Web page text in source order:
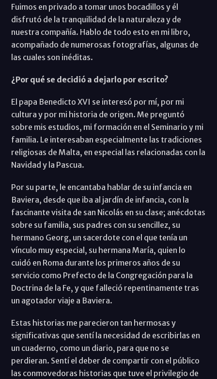
Fuimos en privado a tomar unos bocadillos y él
disfrutó de la tranquilidad de la naturaleza y de
nuestra compañía. Hablo de todo esto en mi libro,
acompañado de numerosas fotografías, algunas de
las cuales son inéditas.
¿Por qué se decidió a dejarlo por escrito?
El papa Benedicto XVI se interesó por mí, por mi
cultura y por mi historia de origen. Me preguntó
sobre mis estudios, mi formación en el Seminario y mi
familia. Le interesaban especialmente las tradiciones
religiosas de Malta, en especial las relacionadas con la
Navidad y la Pascua.
Por su parte, le encantaba hablar de su infancia en
Baviera, desde que iba al jardín de infancia, con la
fascinante visita de san Nicolás en su clase; anécdotas
sobre su familia, sus padres con su sencillez, su
hermano Georg, un sacerdote con el que tenía un
vínculo muy especial, su hermana María, quien lo
cuidó en Roma durante los primeros años de su
servicio como Prefecto de la Congregación para la
Doctrina de la Fe, y que falleció repentinamente tras
un agotador viaje a Baviera.
Estas historias me parecieron tan hermosas y
significativas que sentí la necesidad de escribirlas en
un cuaderno, como un diario, para que no se
perdieran. Sentí el deber de compartir con el público
las conmovedoras historias que tuve el privilegio de